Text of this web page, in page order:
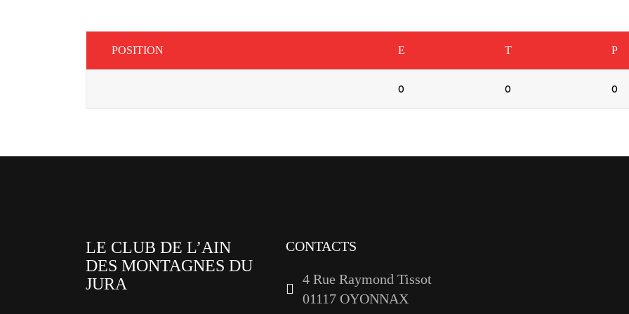
POSITION E T P
0 0 0
LE CLUB DE L’AIN
DES MONTAGNES DU
JURA
CONTACTS
4 Rue Raymond Tissot
01117 OYONNAX